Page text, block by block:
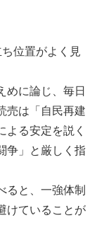
位置がよく見
めに論じ、毎日
売は「自民再建
よる安定を説く
争」と厳しく指
ると、一強体制
けていることが